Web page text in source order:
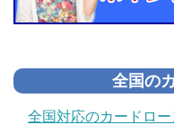
全国の
全国対応のカードロー